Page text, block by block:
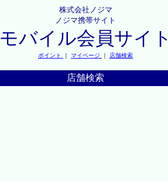
株式会社ノジマ
ノジマ携帯サイト
モバイル会員サイト
ポイント ｜ マイページ ｜ 店舗検索
店舗検索